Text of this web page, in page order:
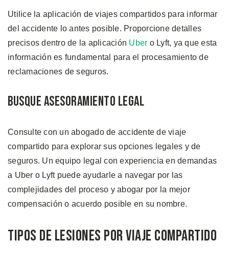
Utilice la aplicación de viajes compartidos para informar
del accidente lo antes posible. Proporcione detalles
precisos dentro de la aplicación Uber o Lyft, ya que esta
información es fundamental para el procesamiento de
reclamaciones de seguros.
Busque Asesoramiento Legal
Consulte con un abogado de accidente de viaje
compartido para explorar sus opciones legales y de
seguros. Un equipo legal con experiencia en demandas
a Uber o Lyft puede ayudarle a navegar por las
complejidades del proceso y abogar por la mejor
compensación o acuerdo posible en su nombre.
Tipos de Lesiones por Viaje Compartido